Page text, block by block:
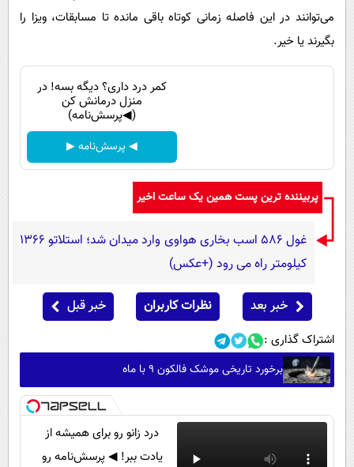
می‌توانند در این فاصله زمانی کوتاه باقی مانده تا مسابقات، ویزا را
بگیرند یا خیر.
کمر درد داری؟ دیگه بسه! در
منزل درمانش کن
(◀پرسش‌نامه)
◀ پرسش‌نامه ▶
پربیننده ترین پست همین یک ساعت اخیر
غول 586 اسب بخاری هواوی وارد میدان شد؛ استلاتو 1366
کیلومتر راه می رود (+عکس)
خبر بعد نظرات کاربران خبر قبل
اشتراک گذاری :
برخورد تاریخی موشک فالکون ۹ با ماه
درد زانو رو برای همیشه از
یادت ببر! ◀ پرسش‌نامه رو